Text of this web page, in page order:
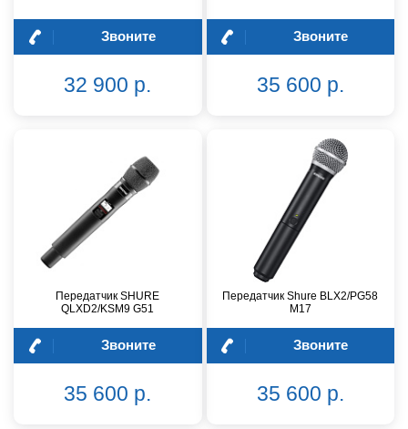
Звоните
32 900 р.
Звоните
35 600 р.
Передатчик SHURE
QLXD2/KSM9 G51
Звоните
35 600 р.
Передатчик Shure BLX2/PG58
M17
Звоните
35 600 р.